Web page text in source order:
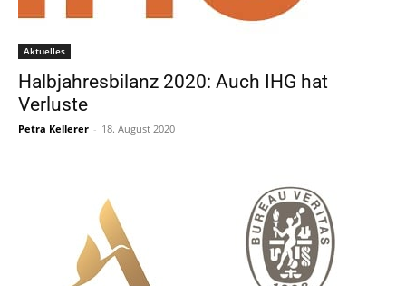
Aktuelles
Halbjahresbilanz 2020: Auch IHG hat
Verluste
Petra Kellerer - 18. August 2020